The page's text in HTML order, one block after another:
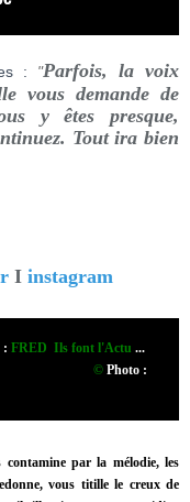
: "Parfois, la voix
vous demande de
y êtes presque,
Tout ira bien
I instagram
: FRED Ils font l'Actu ...
© Photo :
par la mélodie, les
vous titille le creux de